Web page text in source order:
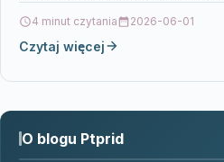
4 minut czytania 2026-06-01
Czytaj więcej
O blogu Ptprid